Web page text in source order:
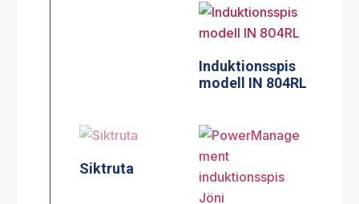
Induktionsspis
modell IN 804RL
Siktruta